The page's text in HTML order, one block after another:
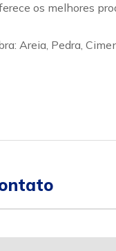
os melhores
Areia, Pedra,